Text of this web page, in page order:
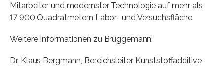
Mitarbeiter und modernster Technologie auf mehr als
17 900 Quadratmetern Labor- und Versuchsfläche.
Weitere Informationen zu Brüggemann:
Dr. Klaus Bergmann, Bereichsleiter Kunststoffadditive